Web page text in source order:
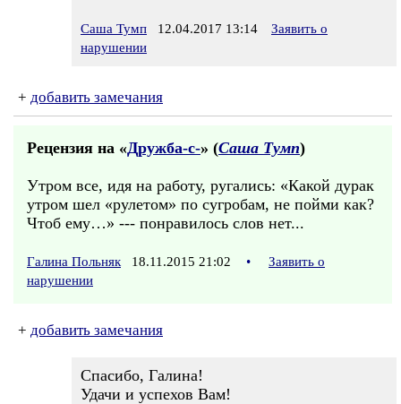
Саша Тумп 12.04.2017 13:14
Заявить о
нарушении
+ добавить замечания
Рецензия на «Дружба-с-» (Саша Тумп)
Утром все, идя на работу, ругались: «Какой дурак
утром шел «рулетом» по сугробам, не пойми как?
Чтоб ему…» --- понравилось слов нет...
Галина Польняк 18.11.2015 21:02 •
Заявить о
нарушении
+ добавить замечания
Спасибо, Галина!
Удачи и успехов Вам!